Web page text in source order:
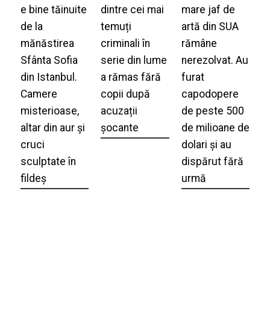
e bine tăinuite
de la
mănăstirea
Sfânta Sofia
din Istanbul.
Camere
misterioase,
altar din aur și
cruci
sculptate în
fildeș
dintre cei mai
temuți
criminali în
serie din lume
a rămas fără
copii după
acuzații
șocante
mare jaf de
artă din SUA
rămâne
nerezolvat. Au
furat
capodopere
de peste 500
de milioane de
dolari și au
dispărut fără
urmă